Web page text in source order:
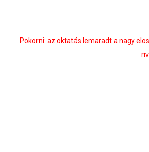
Pokorni: az oktatás lemaradt a nagy